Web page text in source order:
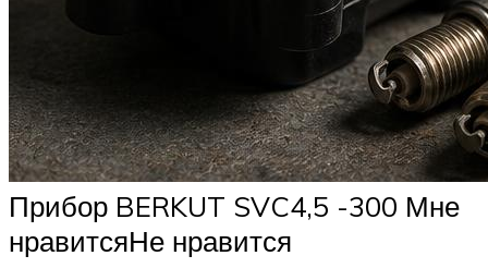
Прибор BERKUT SVC4,5 -300 Мне
нравитсяНе нравится